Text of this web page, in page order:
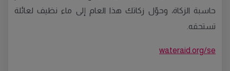
حاسبة الزكاة، وحوّل زكاتك هذا العام إلى ماء نظيف لعائلة
تستحقه.
wateraid.org/se